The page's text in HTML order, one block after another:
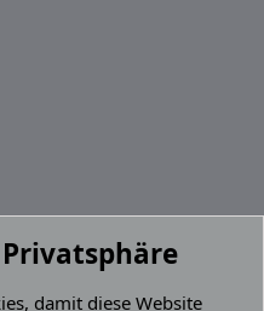
, damit diese Website